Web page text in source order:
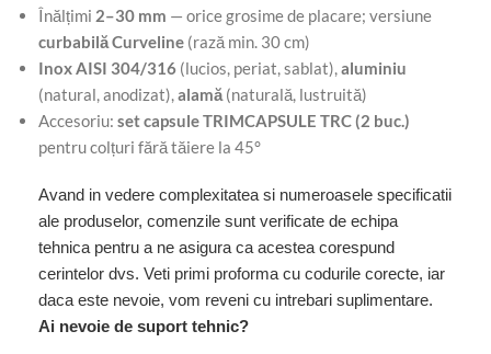
Înălțimi 2–30 mm — orice grosime de placare; versiune
curbabilă Curveline (rază min. 30 cm)
Inox AISI 304/316 (lucios, periat, sablat),aluminiu
(natural, anodizat),alamă (naturală, lustruită)
Accesoriu: set capsule TRIMCAPSULE TRC (2 buc.)
pentru colțuri fără tăiere la 45°
Avand in vedere complexitatea si numeroasele specificatii
ale produselor, comenzile sunt verificate de echipa
tehnica pentru a ne asigura ca acestea corespund
cerintelor dvs. Veti primi proforma cu codurile corecte, iar
daca este nevoie, vom reveni cu intrebari suplimentare.
Ai nevoie de suport tehnic?